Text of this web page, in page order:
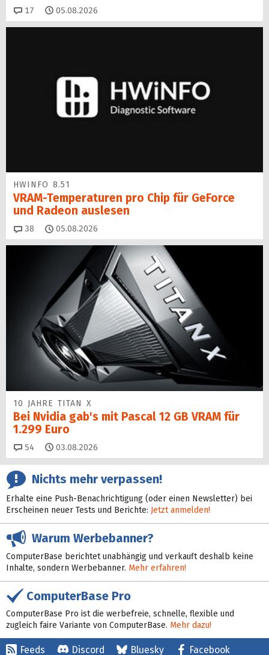
17 Kommentare
05.08.2026
HWINFO 8.51
VRAM-Temperaturen pro Chip für GeForce
und Radeon auslesen
38 Kommentare
05.08.2026
10 JAHRE TITAN X
Bei Nvidia gab's mit Pascal 12 GB VRAM für
1.299 Euro
54 Kommentare
03.08.2026
Nichts mehr verpassen!
Erhalte eine Push-Benachrichtigung (oder einen Newsletter) bei
Erscheinen neuer Tests und Berichte: Jetzt anmelden!
Warum Werbebanner?
ComputerBase berichtet unabhängig und verkauft deshalb keine
Inhalte, sondern Werbebanner. Mehr erfahren!
ComputerBase Pro
ComputerBase Pro ist die werbefreie, schnelle, flexible und
zugleich faire Variante von ComputerBase. Mehr dazu!
Feeds Discord Bluesky Facebook